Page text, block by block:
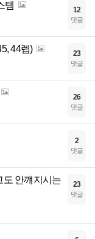
템 12
댓글
44렙) 23
댓글
26
댓글
2
댓글
도 안꺠지시는
23
댓글